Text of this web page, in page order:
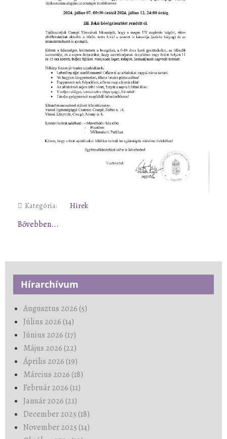
Kategória: Hírek
Bővebben...
Hírarchívum
Augusztus 2026 (5)
Július 2026 (14)
Június 2026 (17)
Május 2026 (22)
Április 2026 (19)
Március 2026 (18)
Február 2026 (11)
Január 2026 (21)
December 2025 (18)
November 2025 (14)